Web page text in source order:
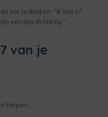
toe te denken: “Ik ben 17
een dag dichterbij.”
van je
helpen: